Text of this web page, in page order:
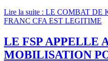
Lire la suite : LE COMBAT DE
FRANC CFA EST LEGITIME
LE FSP APPELLE
MOBILISATION